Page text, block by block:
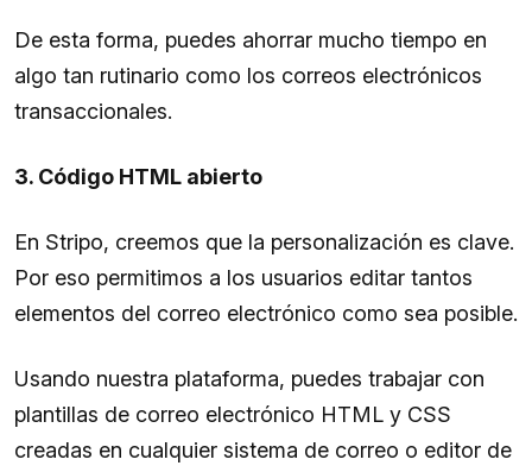
De esta forma, puedes ahorrar mucho tiempo en
algo tan rutinario como los correos electrónicos
transaccionales.
3. Código HTML abierto
En Stripo, creemos que la personalización es clave.
Por eso permitimos a los usuarios editar tantos
elementos del correo electrónico como sea posible.
Usando nuestra plataforma, puedes trabajar con
plantillas de correo electrónico HTML y CSS
creadas en cualquier sistema de correo o editor de